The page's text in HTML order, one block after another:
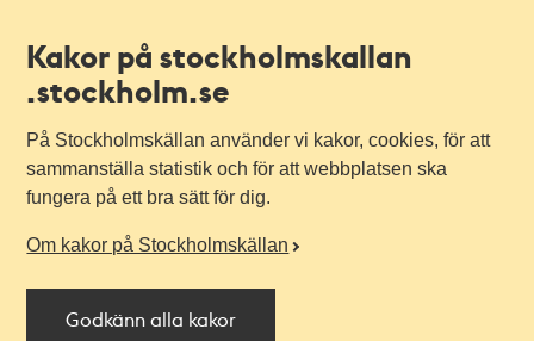
Kakor på stockholmskallan
.stockholm.se
På Stockholmskällan använder vi kakor, cookies, för att
sammanställa statistik och för att webbplatsen ska
fungera på ett bra sätt för dig.
Om kakor på Stockholmskällan
Godkänn alla kakor